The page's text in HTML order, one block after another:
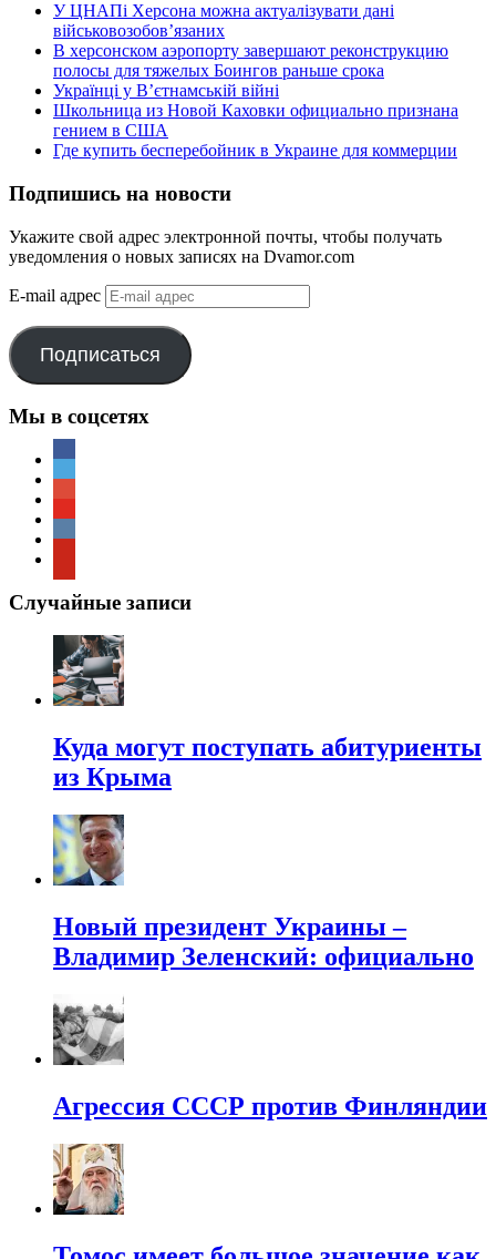
У ЦНАПі Херсона можна актуалізувати дані
військовозобов’язаних
В херсонском аэропорту завершают реконструкцию
полосы для тяжелых Боингов раньше срока
Українці у В’єтнамській війні
Школьница из Новой Каховки официально признана
гением в США
Где купить бесперебойник в Украине для коммерции
Подпишись на новости
Укажите свой адрес электронной почты, чтобы получать
уведомления о новых записях на Dvamor.com
E-mail адрес
Подписаться
Мы в соцсетях
Случайные записи
Куда могут поступать абитуриенты
из Крыма
Новый президент Украины –
Владимир Зеленский: официально
Агрессия СССР против Финляндии